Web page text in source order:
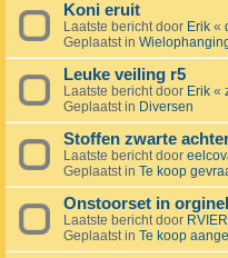
Koni eruit
Laatste bericht door Erik «
Geplaatst in
Leuke veiling r5
Laatste bericht door Erik «
Geplaatst in Diversen
Stoffen zwarte
Laatste bericht door
Geplaatst in Te koop
Onstoorset in
Laatste bericht door RVIER
Geplaatst in Te koop